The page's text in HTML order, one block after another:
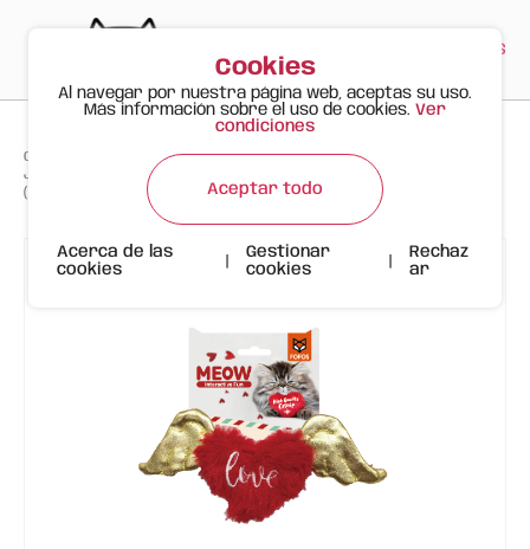
ES
Gato Feliz Productos > >
Juguete para Gato FOFOS – Corazón con Alas Doradas y Catnip
(Colección Meow)
Cookies
Al navegar por nuestra página web, aceptas su uso.
Más información sobre el uso de cookies. Ver
condiciones
Aceptar todo
Acerca de las
cookies
Gestionar
cookies
Rechaz
ar